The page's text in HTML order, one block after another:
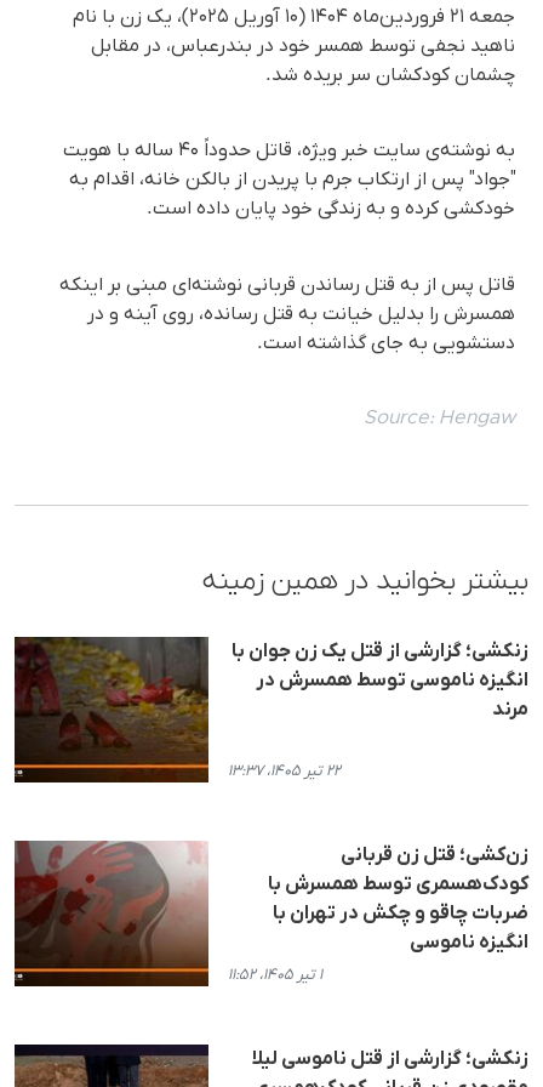
جمعه ۲۱ فروردین‌ماه ۱۴۰۴ (۱۰ آوریل ۲۰۲۵)، یک زن با نام
ناهید نجفی توسط همسر خود در بندرعباس، در مقابل
چشمان کودکشان سر بریده شد.
به نوشته‌ی سایت خبر ویژه، قاتل حدوداً ۴۰ ساله با هویت
"جواد" پس از ارتکاب جرم با پریدن از بالکن خانه، اقدام به
خودکشی کرده و به زندگی خود پایان داده است.
قاتل پس از به قتل رساندن قربانی نوشته‌ای مبنی بر اینکه
همسرش را بدلیل خیانت به قتل رسانده، روی آینه و در
دستشویی به جای گذاشته است.
Source: Hengaw
بیشتر بخوانید در همین زمینه
زنکشی؛ گزارشی از قتل یک زن جوان با
انگیزه ناموسی توسط همسرش در
مرند
۲۲ تیر ۱۴۰۵، ۱۳:۳۷
زن‌کشی؛ قتل زن قربانی
کودک‌هسمری توسط همسرش با
ضربات چاقو و چکش در تهران با
انگیزه ناموسی
۱ تیر ۱۴۰۵، ۱۱:۵۲
زنکشی؛ گزارشی از قتل ناموسی لیلا